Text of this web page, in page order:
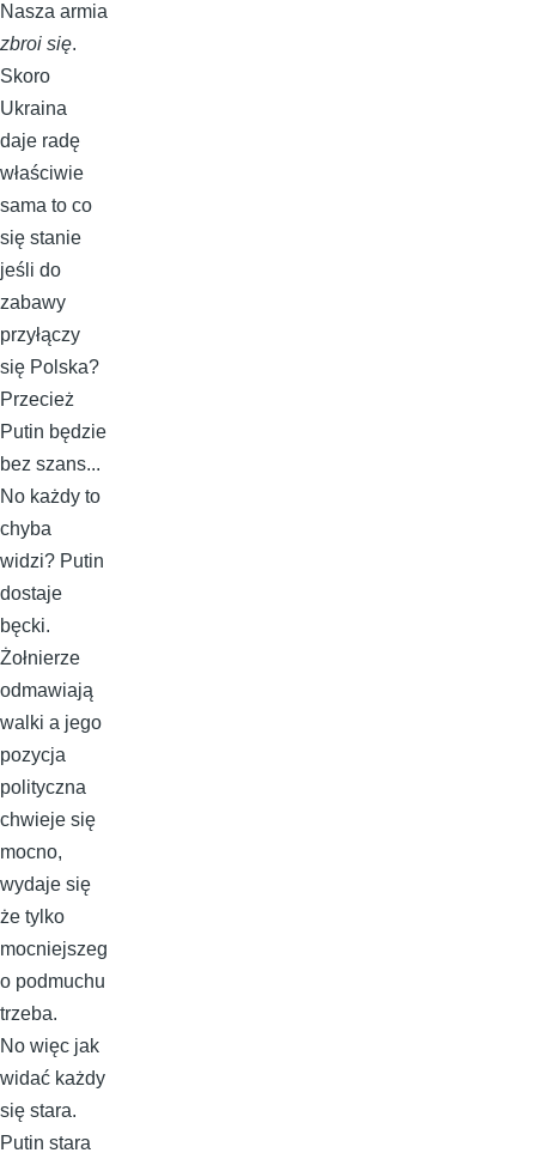
Nasza armia
zbroi się.
Skoro
Ukraina
daje radę
właściwie
sama to co
się stanie
jeśli do
zabawy
przyłączy
się Polska?
Przecież
Putin będzie
bez szans...
No każdy to
chyba
widzi? Putin
dostaje
bęcki.
Żołnierze
odmawiają
walki a jego
pozycja
polityczna
chwieje się
mocno,
wydaje się
że tylko
mocniejszeg
o podmuchu
trzeba.
No więc jak
widać każdy
się stara.
Putin stara